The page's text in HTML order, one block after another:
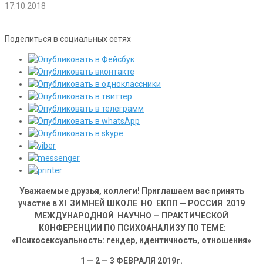
17.10.2018
Поделиться в социальных сетях
Уважаемые друзья, коллеги! Приглашаем вас принять
участие вXI
ЗИМНЕЙ ШКОЛЕ НО ЕКПП — РОССИЯ 2019
МЕЖДУНАРОДНОЙ НАУЧНО — ПРАКТИЧЕСКОЙ
КОНФЕРЕНЦИИ ПО ПСИХОАНАЛИЗУ ПО ТЕМЕ:
« Психосексуальность: гендер, идентичность, отношения»
1 — 2 — 3 ФЕВРАЛЯ 2019г.